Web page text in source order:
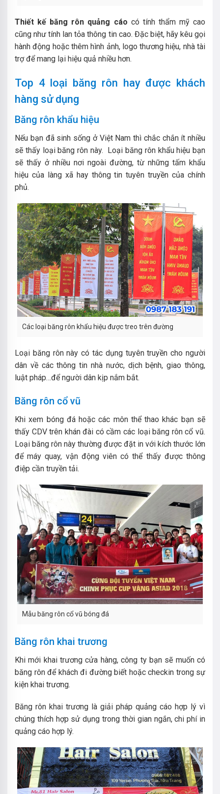
Thiết kế băng rôn quảng cáo có tính thẩm mỹ cao
cũng như tính lan tỏa thông tin cao. Đặc biệt, hãy kêu gọi
hành động hoặc thêm hình ảnh, logo thương hiệu, nhà tài
trợ để mang lại hiệu quả nhiều hơn.
Top 4 loại băng rôn hay được khách
hàng sử dụng
Băng rôn khẩu hiệu
Nếu bạn đã sinh sống ở Việt Nam thì chắc chắn ít nhiều
sẽ thấy loại băng rôn này. Loại băng rôn khẩu hiệu bạn
sẽ thấy ở nhiều nơi ngoài đường, từ những tấm khẩu
hiệu của làng xã hay thông tin tuyên truyền của chính
phủ.
Các loại băng rôn khẩu hiệu được treo trên đường
Loại băng rôn này có tác dụng tuyên truyền cho người
dân về các thông tin nhà nước, dịch bệnh, giao thông,
luật pháp…để người dân kịp nắm bắt.
Băng rôn cổ vũ
Khi xem bóng đá hoặc các môn thể thao khác bạn sẽ
thấy CDV trên khán đài có cầm các loại băng rôn cổ vũ.
Loại băng rôn này thường được đặt in với kích thước lớn
để máy quay, vận động viên có thể thấy được thông
điệp cần truyền tải.
Mẫu băng rôn cổ vũ bóng đá
Băng rôn khai trương
Khi mới khai trương cửa hàng, công ty bạn sẽ muốn có
băng rôn để khách đi đường biết hoặc checkin trong sự
kiện khai trương.
Băng rôn khai trương là giải pháp quảng cáo hợp lý vì
chúng thích hợp sử dụng trong thời gian ngắn, chi phí in
quảng cáo hợp lý.